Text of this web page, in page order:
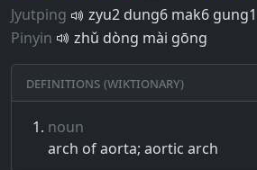
Jyutping
zyu2 dung6 mak6 gung1
Pinyin
zhǔ dòng mài gōng
Definitions (Wiktionary)
noun
arch of aorta; aortic arch